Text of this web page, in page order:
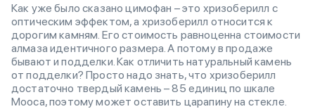
Как уже было сказано цимофан – это хризоберилл с
оптическим эффектом, а хризоберилл относится к
дорогим камням. Его стоимость равноценна стоимости
алмаза идентичного размера. А потому в продаже
бывают и подделки. Как отличить натуральный камень
от подделки? Просто надо знать, что хризоберилл
достаточно твердый камень – 85 единиц по шкале
Мооса, поэтому может оставить царапину на стекле.